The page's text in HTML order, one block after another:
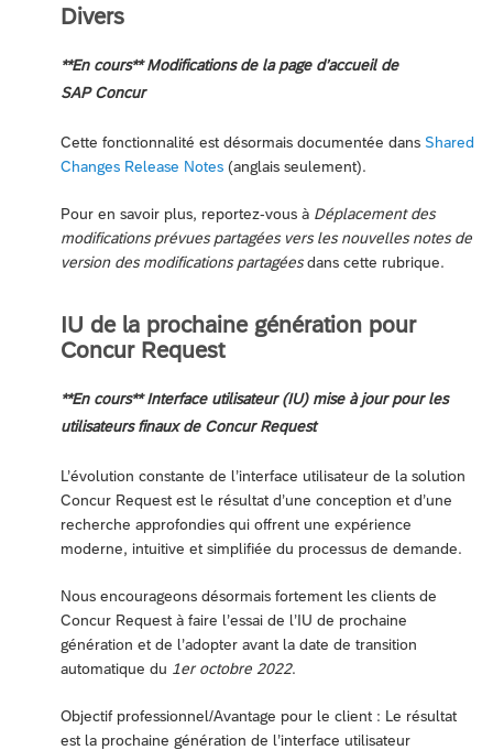
Divers
**En cours** Modifications de la page d’accueil de
SAP Concur
Cette fonctionnalité est désormais documentée dans Shared
Changes Release Notes (anglais seulement).
Pour en savoir plus, reportez-vous à Déplacement des
modifications prévues partagées vers les nouvelles notes de
version des modifications partagéesdans cette rubrique.
IU de la prochaine génération pour
Concur Request
**En cours** Interface utilisateur (IU) mise à jour pour les
utilisateurs finaux de Concur Request
L’évolution constante de l’interface utilisateur de la solution
Concur Request est le résultat d’une conception et d’une
recherche approfondies qui offrent une expérience
moderne, intuitive et simplifiée du processus de demande.
Nous encourageons désormais fortement les clients de
Concur Request à faire l’essai de l’IU de prochaine
génération et de l’adopter avant la date de transition
automatique du 1er octobre 2022.
Objectif professionnel/Avantage pour le client : Le résultat
est la prochaine génération de l’interface utilisateur